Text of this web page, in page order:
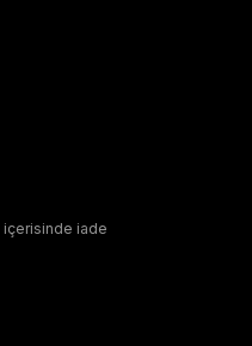
içerisinde iade